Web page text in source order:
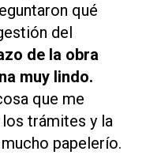
qué
del
de la obra
muy lindo.
que me
trámites y la
papelerío.